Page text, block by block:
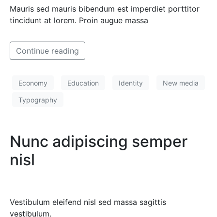
Mauris sed mauris bibendum est imperdiet porttitor
tincidunt at lorem. Proin augue massa
Continue reading
Economy Education Identity New media
Typography
Nunc adipiscing semper
nisl
Vestibulum eleifend nisl sed massa sagittis
vestibulum.